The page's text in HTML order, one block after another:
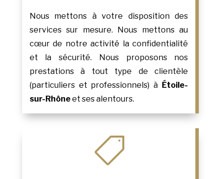
Nous mettons à votre disposition des
services sur mesure. Nous mettons au
cœur de notre activité la confidentialité
et la sécurité. Nous proposons nos
prestations à tout type de clientèle
(particuliers et professionnels) à Étoile-
sur-Rhôneet ses alentours.
